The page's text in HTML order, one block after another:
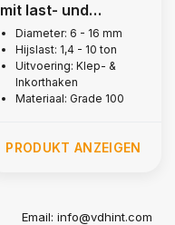
mit last- und
Schlitzhaken, Grade
100
Diameter: 6 - 16 mm
Hijslast: 1,4 - 10 ton
Uitvoering: Klep- &
Inkorthaken
Materiaal: Grade 100
PRODUKT ANZEIGEN
Email:info@vdhint.com